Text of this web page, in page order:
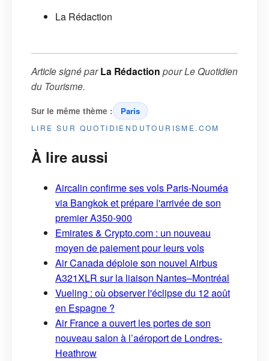
La Rédaction
Article signé parLa Rédaction pourLe Quotidien
du Tourisme.
Sur le même thème : Paris
LIRE SUR QUOTIDIENDUTOURISME.COM
À lire aussi
Aircalin confirme ses vols Paris-Nouméa
via Bangkok et prépare l'arrivée de son
premier A350-900
Emirates & Crypto.com : un nouveau
moyen de paiement pour leurs vols
Air Canada déploie son nouvel Airbus
A321XLR sur la liaison Nantes–Montréal
Vueling : où observer l'éclipse du 12 août
en Espagne ?
Air France a ouvert les portes de son
nouveau salon à l’aéroport de Londres-
Heathrow